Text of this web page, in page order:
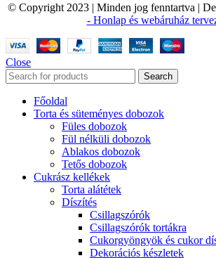
© Copyright 2023 | Minden jog fenntartva |
- Honlap és webáruház
Close
Search
Főoldal
Torta és süteményes dobozok
Füles dobozok
Fül nélküli dobozok
Ablakos dobozok
Tetős dobozok
Cukrász kellékek
Torta alátétek
Díszítés
Csillagszórók
Csillagszórók tortákra
Cukorgyöngyök és cukor
Dekorációs készletek